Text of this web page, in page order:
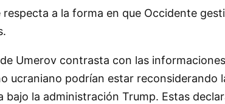
respecta a la forma en que Occidente
Umerov contrasta con las
ucraniano podrían estar
bajo la administración Trump. Estas